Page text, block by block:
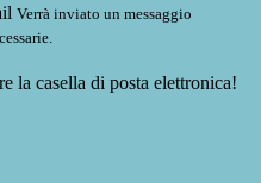
Verrà inviato un messaggio
la casella di posta elettronica!